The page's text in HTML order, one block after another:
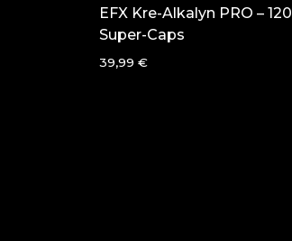
EFX Kre-Alkalyn PRO – 120
Super-Caps
39,99 €